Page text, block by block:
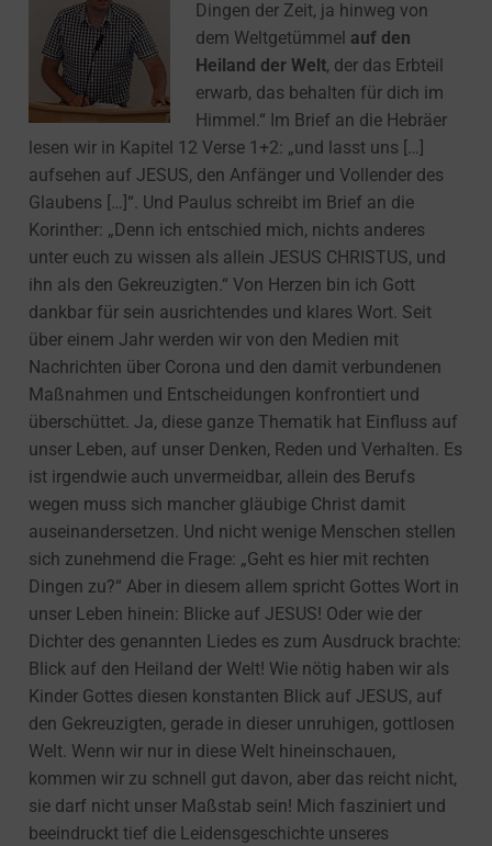
Dingen der Zeit, ja hinweg von
dem Weltgetümmel auf den
Heiland der Welt, der das Erbteil
erwarb, das behalten für dich im
Himmel.“ Im Brief an die Hebräer
lesen wir in Kapitel 12 Verse 1+2: „und lasst uns […]
aufsehen auf JESUS, den Anfänger und Vollender des
Glaubens […]“. Und Paulus schreibt im Brief an die
Korinther: „Denn ich entschied mich, nichts anderes
unter euch zu wissen als allein JESUS CHRISTUS, und
ihn als den Gekreuzigten.“ Von Herzen bin ich Gott
dankbar für sein ausrichtendes und klares Wort. Seit
über einem Jahr werden wir von den Medien mit
Nachrichten über Corona und den damit verbundenen
Maßnahmen und Entscheidungen konfrontiert und
überschüttet. Ja, diese ganze Thematik hat Einfluss auf
unser Leben, auf unser Denken, Reden und Verhalten. Es
ist irgendwie auch unvermeidbar, allein des Berufs
wegen muss sich mancher gläubige Christ damit
auseinandersetzen. Und nicht wenige Menschen stellen
sich zunehmend die Frage: „Geht es hier mit rechten
Dingen zu?“ Aber in diesem allem spricht Gottes Wort in
unser Leben hinein: Blicke auf JESUS! Oder wie der
Dichter des genannten Liedes es zum Ausdruck brachte:
Blick auf den Heiland der Welt! Wie nötig haben wir als
Kinder Gottes diesen konstanten Blick auf JESUS, auf
den Gekreuzigten, gerade in dieser unruhigen, gottlosen
Welt. Wenn wir nur in diese Welt hineinschauen,
kommen wir zu schnell gut davon, aber das reicht nicht,
sie darf nicht unser Maßstab sein! Mich fasziniert und
beeindruckt tief die Leidensgeschichte unseres